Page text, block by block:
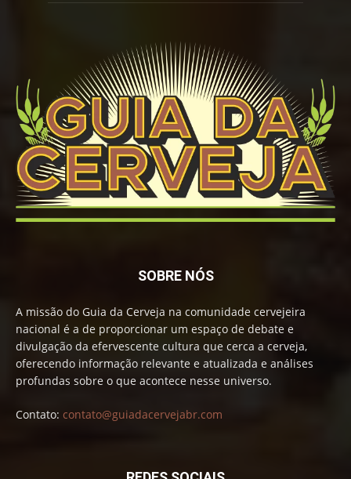
SOBRE NÓS
A missão do Guia da Cerveja na comunidade cervejeira
nacional é a de proporcionar um espaço de debate e
divulgação da efervescente cultura que cerca a cerveja,
oferecendo informação relevante e atualizada e análises
profundas sobre o que acontece nesse universo.
Contato: contato@guiadacervejabr.com